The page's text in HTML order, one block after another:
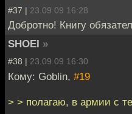
#37 | 23.09.09 16:28
Добротно! Книгу
SHOEI »
#38 | 23.09.09 16:30
Кому: Goblin, #19
> > полагаю, в армии с